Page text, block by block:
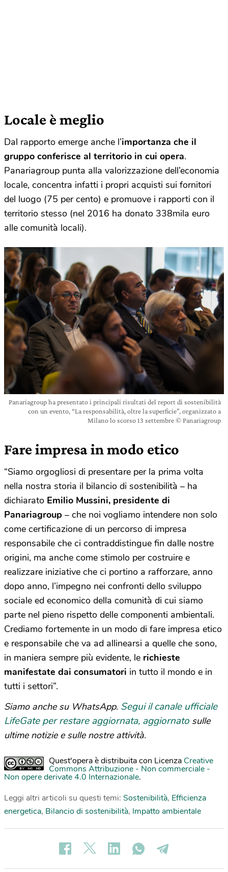
Locale è meglio
Dal rapporto emerge anche l’importanza che il
gruppo conferisce al territorio in cui opera.
Panariagroup punta alla valorizzazione dell’economia
locale, concentra infatti i propri acquisti sui fornitori
del luogo (75 per cento) e promuove i rapporti con il
territorio stesso (nel 2016 ha donato 338mila euro
alle comunità locali).
Panariagroup ha presentato i principali risultati del report di sostenibilità
con un evento, “La responsabilità, oltre la superficie”, organizzato a
Milano lo scorso 13 settembre © Panariagroup
Fare impresa in modo etico
“Siamo orgogliosi di presentare per la prima volta
nella nostra storia il bilancio di sostenibilità – ha
dichiarato Emilio Mussini, presidente di
Panariagroup – che noi vogliamo intendere non solo
come certificazione di un percorso di impresa
responsabile che ci contraddistingue fin dalle nostre
origini, ma anche come stimolo per costruire e
realizzare iniziative che ci portino a rafforzare, anno
dopo anno, l’impegno nei confronti dello sviluppo
sociale ed economico della comunità di cui siamo
parte nel pieno rispetto delle componenti ambientali.
Crediamo fortemente in un modo di fare impresa etico
e responsabile che va ad allinearsi a quelle che sono,
in maniera sempre più evidente, le richieste
manifestate dai consumatori in tutto il mondo e in
tutti i settori”.
Siamo anche su WhatsApp. Segui il canale ufficiale
LifeGate per restare aggiornata, aggiornato sulle
ultime notizie e sulle nostre attività.
Quest'opera è distribuita con Licenza Creative
Commons Attribuzione - Non commerciale -
Non opere derivate 4.0 Internazionale.
Leggi altri articoli su questi temi: Sostenibilità, Efficienza
energetica, Bilancio di sostenibilità, Impatto ambientale